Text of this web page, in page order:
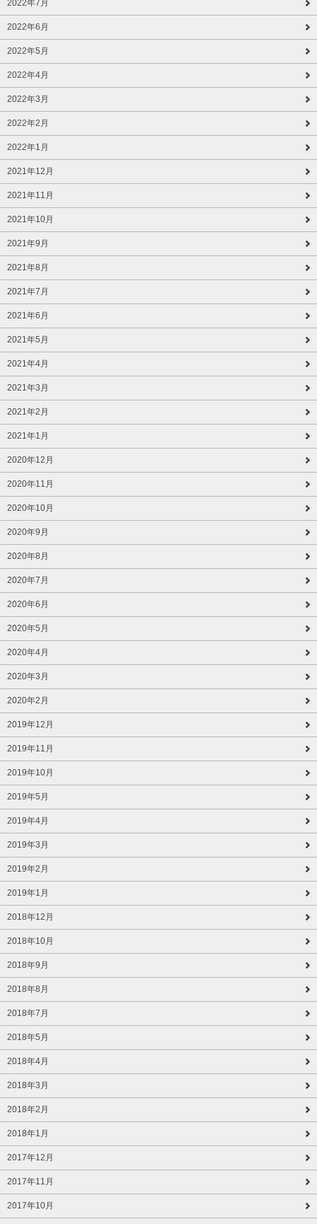
2022年7月
2022年6月
2022年5月
2022年4月
2022年3月
2022年2月
2022年1月
2021年12月
2021年11月
2021年10月
2021年9月
2021年8月
2021年7月
2021年6月
2021年5月
2021年4月
2021年3月
2021年2月
2021年1月
2020年12月
2020年11月
2020年10月
2020年9月
2020年8月
2020年7月
2020年6月
2020年5月
2020年4月
2020年3月
2020年2月
2019年12月
2019年11月
2019年10月
2019年5月
2019年4月
2019年3月
2019年2月
2019年1月
2018年12月
2018年10月
2018年9月
2018年8月
2018年7月
2018年5月
2018年4月
2018年3月
2018年2月
2018年1月
2017年12月
2017年11月
2017年10月